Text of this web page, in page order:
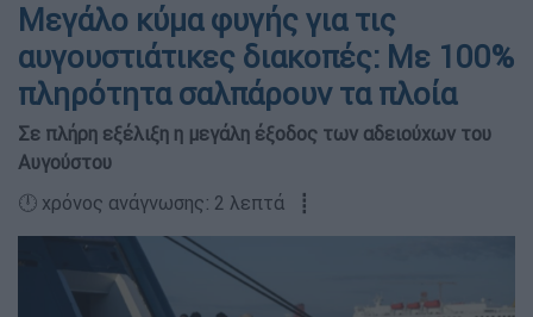
Μεγάλο κύμα φυγής για τις
αυγουστιάτικες διακοπές: Με 100%
πληρότητα σαλπάρουν τα πλοία
Σε πλήρη εξέλιξη η μεγάλη έξοδος των αδειούχων του
Αυγούστου
🕛 χρόνος ανάγνωσης: 2 λεπτά ┋